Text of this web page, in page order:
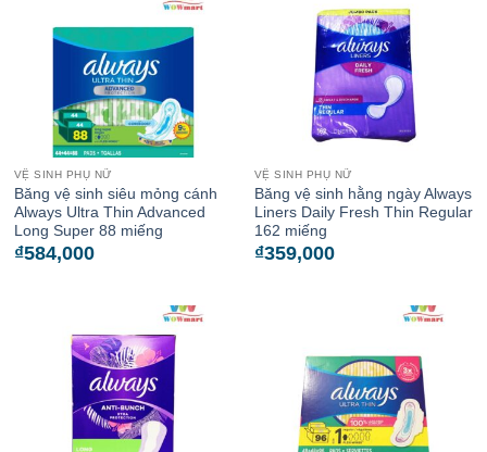
VỆ SINH PHỤ NỮ
Băng vệ sinh siêu mỏng cánh
Always Ultra Thin Advanced
Long Super 88 miếng
₫584,000
VỆ SINH PHỤ NỮ
Băng vệ sinh hằng ngày Always
Liners Daily Fresh Thin Regular
162 miếng
₫359,000